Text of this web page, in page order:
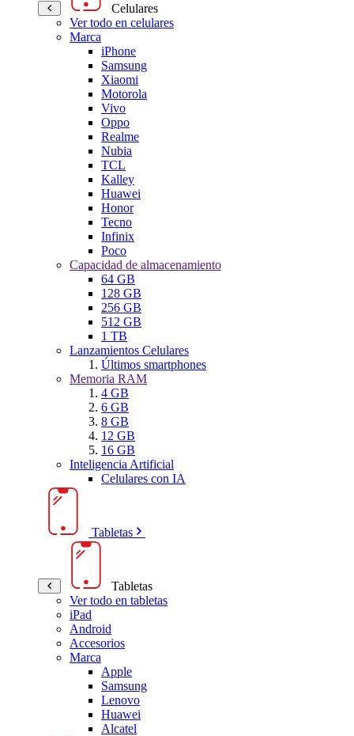
Celulares
Ver todo en celulares
Marca
iPhone
Samsung
Xiaomi
Motorola
Vivo
Oppo
Realme
Nubia
TCL
Kalley
Huawei
Honor
Tecno
Infinix
Poco
Capacidad de almacenamiento
64 GB
128 GB
256 GB
512 GB
1 TB
Lanzamientos Celulares
Últimos smartphones
Memoria RAM
4 GB
6 GB
8 GB
12 GB
16 GB
Inteligencia Artificial
Celulares con IA
Tabletas
Tabletas
Ver todo en tabletas
iPad
Android
Accesorios
Marca
Apple
Samsung
Lenovo
Huawei
Alcatel